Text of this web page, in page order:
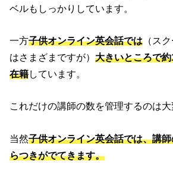
ベルもしっかりしています。
一方子供オンライン英会話では （ス
はさまざまですが）大きいところで
在籍しています。
これだけの講師の数を管理するのは大
当然子供オンライン英会話では、講
らつきがでてきます。